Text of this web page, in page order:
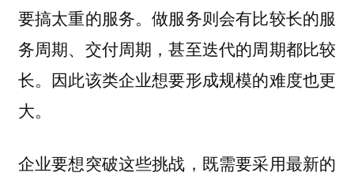
要搞太重的服务。做服务则会有比较长的服
务周期、交付周期，甚至迭代的周期都比较
长。因此该类企业想要形成规模的难度也更
大。
企业要想突破这些挑战，既需要采用最新的